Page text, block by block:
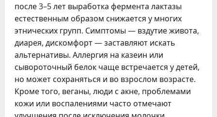
после 3–5 лет выработка фермента лактазы
естественным образом снижается у многих
этнических групп. Симптомы — вздутие живота,
диарея, дискомфорт — заставляют искать
альтернативы. Аллергия на казеин или
сывороточный белок чаще встречается у детей,
но может сохраняться и во взрослом возрасте.
Кроме того, веганы, люди с акне, проблемами
кожи или воспалениями часто отмечают